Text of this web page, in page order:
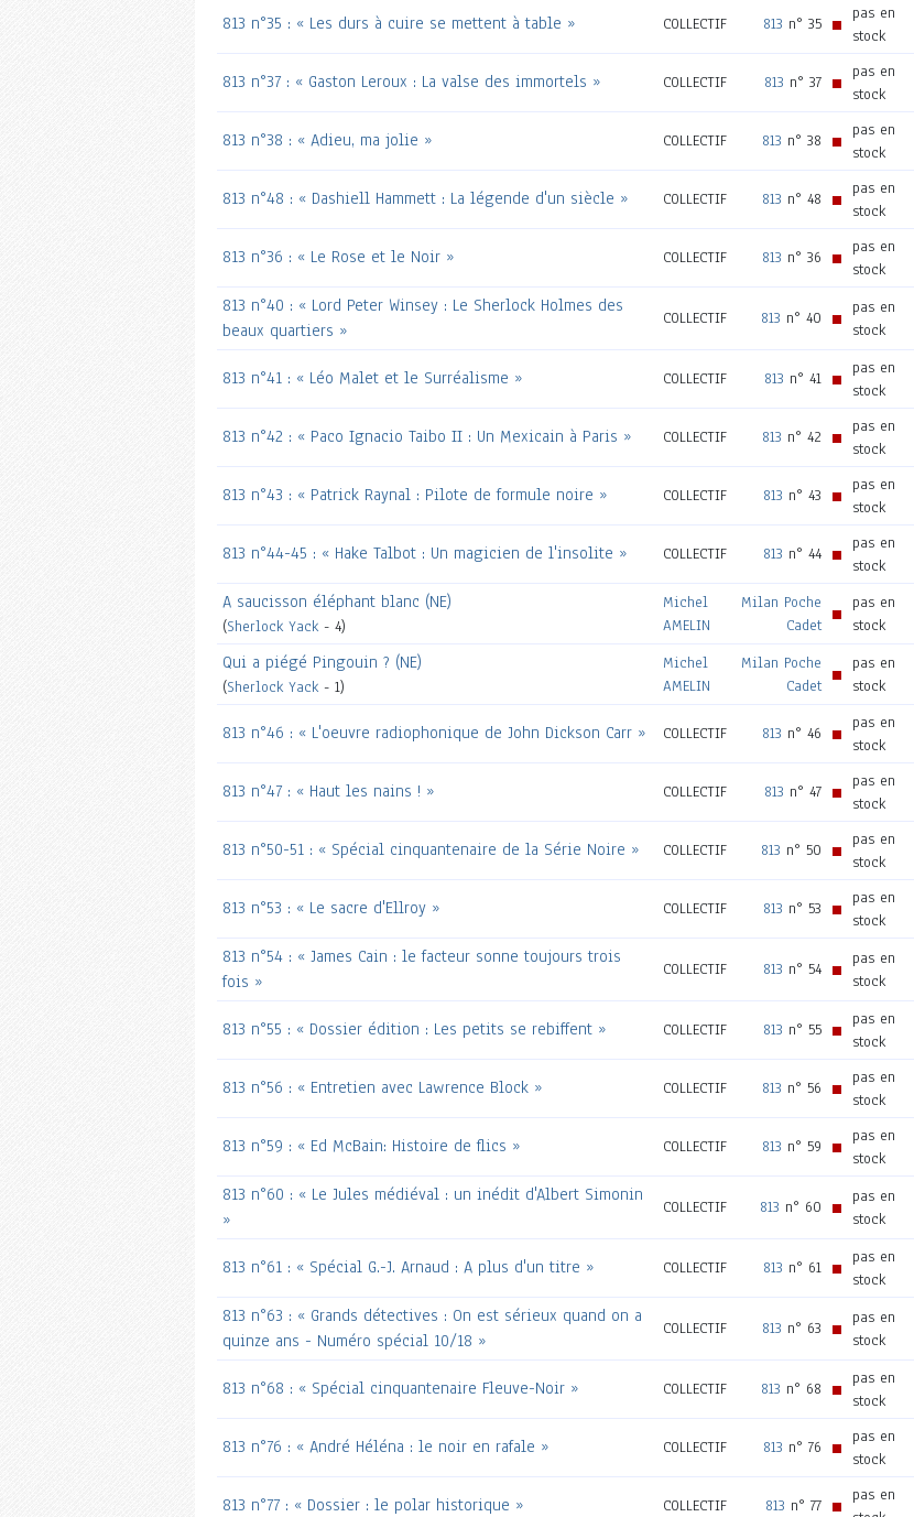
813 n°35 : « Les durs à cuire se mettent à table » COLLECTIF 813 n° 35
pas en
stock
813 n°37 : « Gaston Leroux : La valse des immortels » COLLECTIF 813 n° 37
pas en
stock
813 n°38 : « Adieu, ma jolie » COLLECTIF 813 n° 38
pas en
stock
813 n°48 : « Dashiell Hammett : La légende d'un siècle » COLLECTIF 813 n° 48
pas en
stock
813 n°36 : « Le Rose et le Noir » COLLECTIF 813 n° 36
pas en
stock
813 n°40 : « Lord Peter Winsey : Le Sherlock Holmes des
beaux quartiers »
COLLECTIF 813 n° 40
pas en
stock
813 n°41 : « Léo Malet et le Surréalisme » COLLECTIF 813 n° 41
pas en
stock
813 n°42 : « Paco Ignacio Taibo II : Un Mexicain à Paris » COLLECTIF 813 n° 42
pas en
stock
813 n°43 : « Patrick Raynal : Pilote de formule noire » COLLECTIF 813 n° 43
pas en
stock
813 n°44-45 : « Hake Talbot : Un magicien de l'insolite » COLLECTIF 813 n° 44
pas en
stock
A saucisson éléphant blanc (NE)
(Sherlock Yack - 4)
Michel
AMELIN
Milan Poche
Cadet
pas en
stock
Qui a piégé Pingouin ? (NE)
(Sherlock Yack - 1)
Michel
AMELIN
Milan Poche
Cadet
pas en
stock
813 n°46 : « L'oeuvre radiophonique de John Dickson Carr » COLLECTIF 813 n° 46
pas en
stock
813 n°47 : « Haut les nains ! » COLLECTIF 813 n° 47
pas en
stock
813 n°50-51 : « Spécial cinquantenaire de la Série Noire » COLLECTIF 813 n° 50
pas en
stock
813 n°53 : « Le sacre d'Ellroy » COLLECTIF 813 n° 53
pas en
stock
813 n°54 : « James Cain : le facteur sonne toujours trois
fois »
COLLECTIF 813 n° 54
pas en
stock
813 n°55 : « Dossier édition : Les petits se rebiffent » COLLECTIF 813 n° 55
pas en
stock
813 n°56 : « Entretien avec Lawrence Block » COLLECTIF 813 n° 56
pas en
stock
813 n°59 : « Ed McBain: Histoire de flics » COLLECTIF 813 n° 59
pas en
stock
813 n°60 : « Le Jules médiéval : un inédit d'Albert Simonin
»
COLLECTIF 813 n° 60
pas en
stock
813 n°61 : « Spécial G.-J. Arnaud : A plus d'un titre » COLLECTIF 813 n° 61
pas en
stock
813 n°63 : « Grands détectives : On est sérieux quand on a
quinze ans - Numéro spécial 10/18 »
COLLECTIF 813 n° 63
pas en
stock
813 n°68 : « Spécial cinquantenaire Fleuve-Noir » COLLECTIF 813 n° 68
pas en
stock
813 n°76 : « André Héléna : le noir en rafale » COLLECTIF 813 n° 76
pas en
stock
813 n°77 : « Dossier : le polar historique » COLLECTIF 813 n° 77
pas en